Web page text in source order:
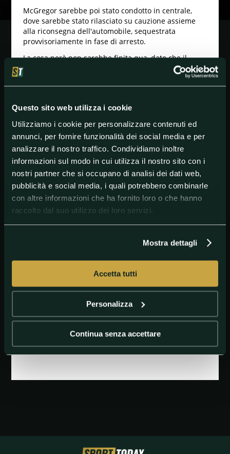
Questo sito web utilizza i cookie
Utilizziamo i cookie per personalizzare contenuti ed
annunci, per fornire funzionalità dei social media e per
analizzare il nostro traffico. Condividiamo inoltre
informazioni sul modo in cui utilizza il nostro sito con i
nostri partner che si occupano di analisi dei dati web,
pubblicità e social media, i quali potrebbero combinarle
con altre informazioni che ha fornito loro o che hanno
raccolto dal suo utilizzo dei loro servizi.
Mostra dettagli
Accetta tutti
Personalizza
Continua senza accettare
McGregor sarebbe poi stato condotto in centrale,
dove sarebbe stato rilasciato su cauzione assieme
alla riconsegna dell'automobile, sequestrata
provvisoriamente in fase di arresto.
La cosa però non sarebbe finita qua, dato che il
33enne sarà costretto a comparire il mese prossimo
davanti al tribunale di Blanchardstown. I rischi per il
fuoriclasse dell'MMA, vanno da una sanzione
sei mesi.
McGregor infatti non è nuovo a infrazioni alla guida,
e in generale i suoi problemi con la legge sono ben
noti. Ricordiamo solo pochi mesi fa l'episodio del
pugno rifilato al presentatore italiano Francesco
Facchinetti.
Conor McGregor